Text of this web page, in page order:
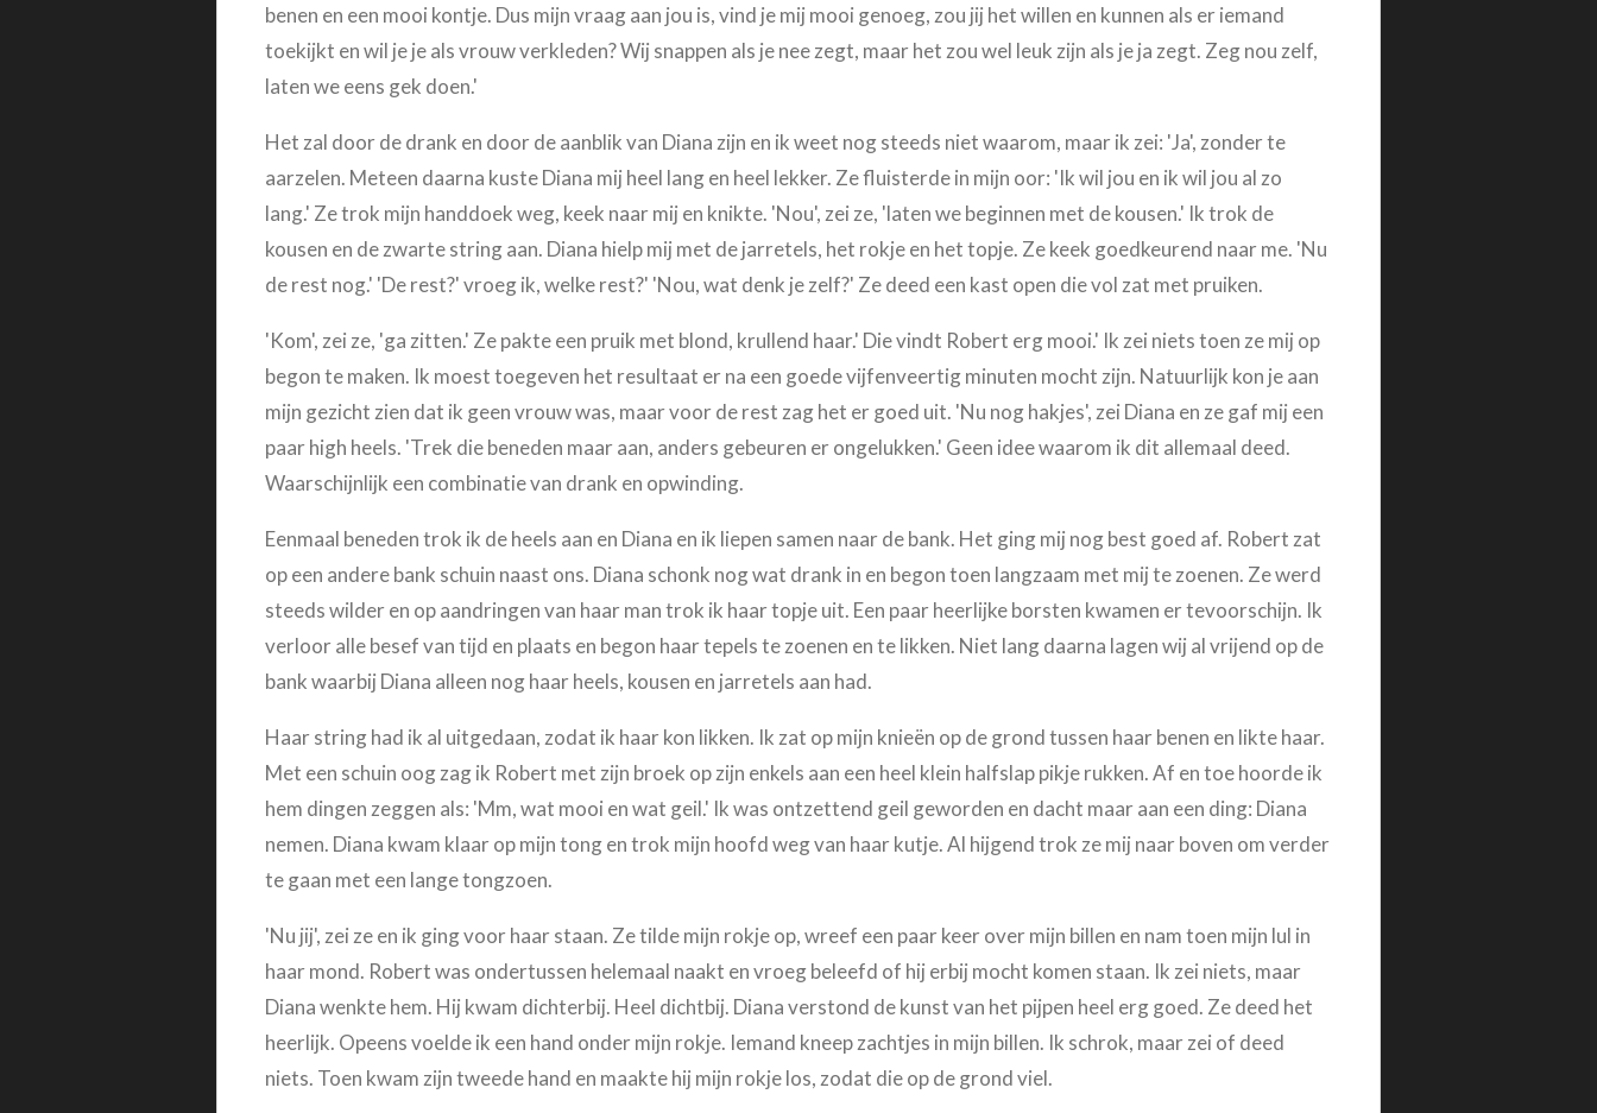
benen en een mooi kontje. Dus mijn vraag aan jou is, vind je mij mooi genoeg, zou jij het willen en kunnen als er iemand
toekijkt en wil je je als vrouw verkleden? Wij snappen als je nee zegt, maar het zou wel leuk zijn als je ja zegt. Zeg nou zelf,
laten we eens gek doen.'
Het zal door de drank en door de aanblik van Diana zijn en ik weet nog steeds niet waarom, maar ik zei: 'Ja', zonder te
aarzelen. Meteen daarna kuste Diana mij heel lang en heel lekker. Ze fluisterde in mijn oor: 'Ik wil jou en ik wil jou al zo
lang.' Ze trok mijn handdoek weg, keek naar mij en knikte. 'Nou', zei ze, 'laten we beginnen met de kousen.' Ik trok de
kousen en de zwarte string aan. Diana hielp mij met de jarretels, het rokje en het topje. Ze keek goedkeurend naar me. 'Nu
de rest nog.' 'De rest?' vroeg ik, welke rest?' 'Nou, wat denk je zelf?' Ze deed een kast open die vol zat met pruiken.
'Kom', zei ze, 'ga zitten.' Ze pakte een pruik met blond, krullend haar.' Die vindt Robert erg mooi.' Ik zei niets toen ze mij op
begon te maken. Ik moest toegeven het resultaat er na een goede vijfenveertig minuten mocht zijn. Natuurlijk kon je aan
mijn gezicht zien dat ik geen vrouw was, maar voor de rest zag het er goed uit. 'Nu nog hakjes', zei Diana en ze gaf mij een
paar high heels. 'Trek die beneden maar aan, anders gebeuren er ongelukken.' Geen idee waarom ik dit allemaal deed.
Waarschijnlijk een combinatie van drank en opwinding.
Eenmaal beneden trok ik de heels aan en Diana en ik liepen samen naar de bank. Het ging mij nog best goed af. Robert zat
op een andere bank schuin naast ons. Diana schonk nog wat drank in en begon toen langzaam met mij te zoenen. Ze werd
steeds wilder en op aandringen van haar man trok ik haar topje uit. Een paar heerlijke borsten kwamen er tevoorschijn. Ik
verloor alle besef van tijd en plaats en begon haar tepels te zoenen en te likken. Niet lang daarna lagen wij al vrijend op de
bank waarbij Diana alleen nog haar heels, kousen en jarretels aan had.
Haar string had ik al uitgedaan, zodat ik haar kon likken. Ik zat op mijn knieën op de grond tussen haar benen en likte haar.
Met een schuin oog zag ik Robert met zijn broek op zijn enkels aan een heel klein halfslap pikje rukken. Af en toe hoorde ik
hem dingen zeggen als: 'Mm, wat mooi en wat geil.' Ik was ontzettend geil geworden en dacht maar aan een ding: Diana
nemen. Diana kwam klaar op mijn tong en trok mijn hoofd weg van haar kutje. Al hijgend trok ze mij naar boven om verder
te gaan met een lange tongzoen.
'Nu jij', zei ze en ik ging voor haar staan. Ze tilde mijn rokje op, wreef een paar keer over mijn billen en nam toen mijn lul in
haar mond. Robert was ondertussen helemaal naakt en vroeg beleefd of hij erbij mocht komen staan. Ik zei niets, maar
Diana wenkte hem. Hij kwam dichterbij. Heel dichtbij. Diana verstond de kunst van het pijpen heel erg goed. Ze deed het
heerlijk. Opeens voelde ik een hand onder mijn rokje. Iemand kneep zachtjes in mijn billen. Ik schrok, maar zei of deed
niets. Toen kwam zijn tweede hand en maakte hij mijn rokje los, zodat die op de grond viel.